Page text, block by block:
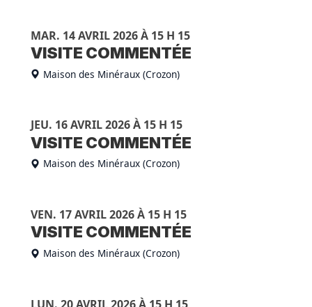
MAR. 14 AVRIL 2026 À 15 H 15
VISITE COMMENTÉE
Maison des Minéraux (Crozon)
JEU. 16 AVRIL 2026 À 15 H 15
VISITE COMMENTÉE
Maison des Minéraux (Crozon)
VEN. 17 AVRIL 2026 À 15 H 15
VISITE COMMENTÉE
Maison des Minéraux (Crozon)